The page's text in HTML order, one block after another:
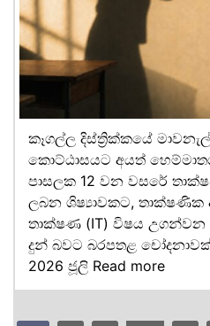
කෑගල්ල දිස්ත්‍රික්කයේ
කොට්ඨාසයට අයත්
පාසලක 12 වන වසරේ
ලබන ශිෂ්‍යාවකට, තාක්ෂණික
තාක්ෂණ (IT) විෂය
දුන් බවට බරපතළ
2026 ජූලි Read more